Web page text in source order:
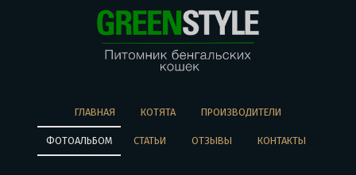
ГЛАВНАЯ КОТЯТА ПРОИЗВОДИТЕЛИ
ФОТОАЛЬБОМ СТАТЬИ ОТЗЫВЫ КОНТАКТЫ